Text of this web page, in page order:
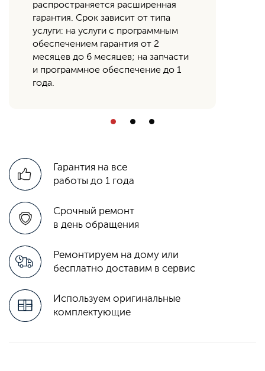
распространяется расширенная
гарантия. Срок зависит от типа
услуги: на услуги с программным
обеспечением гарантия от 2
месяцев до 6 месяцев; на запчасти
и программное обеспечение до 1
года.
Гарантия на все
работы до 1 года
Срочный ремонт
в день обращения
Ремонтируем на дому или
бесплатно доставим в сервис
Используем оригинальные
комплектующие